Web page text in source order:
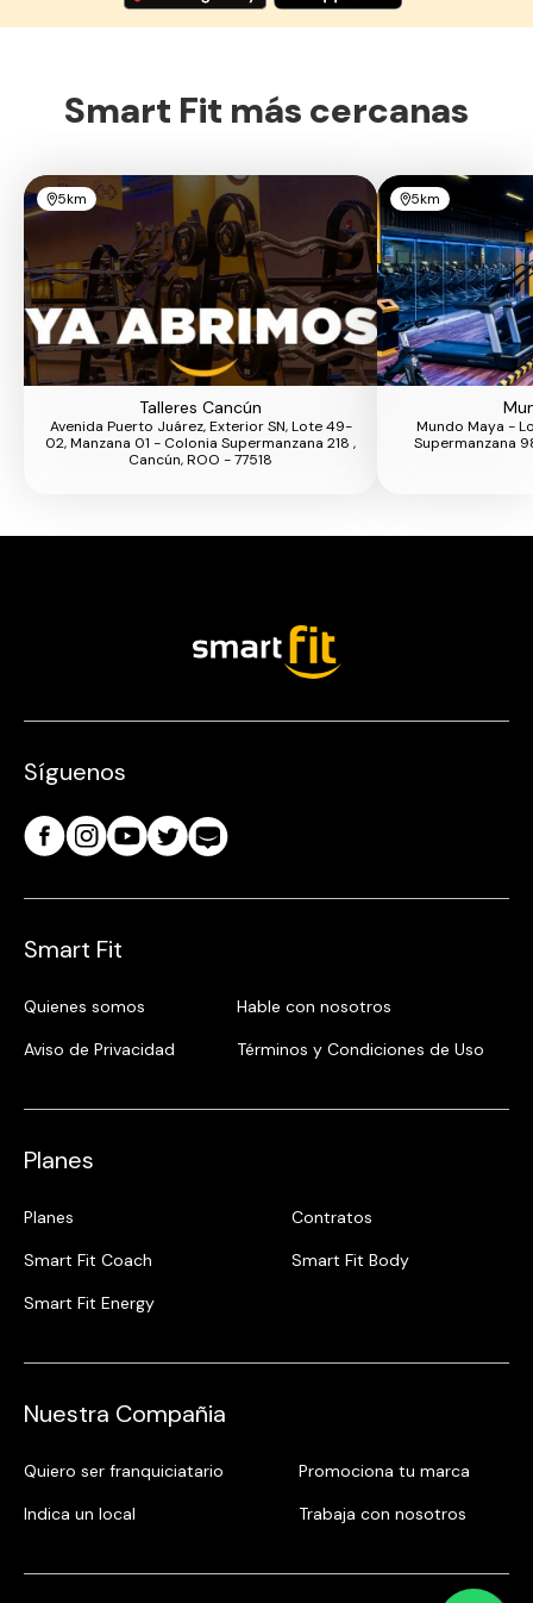
Smart Fit más cercanas
5km
Talleres Cancún
Avenida Puerto Juárez, Exterior SN, Lote 49-
02, Manzana 01 - Colonia Supermanzana 218 ,
Cancún, ROO - 77518
5km
Mundo Maya -
Supermanzana
Síguenos
Smart Fit
Quienes somos
Hable con nosotros
Aviso de Privacidad
Términos y Condiciones de Uso
Planes
Planes
Contratos
Smart Fit Coach
Smart Fit Body
Smart Fit Energy
Nuestra Compañia
Quiero ser franquiciatario
Promociona tu marca
Indica un local
Trabaja con nosotros